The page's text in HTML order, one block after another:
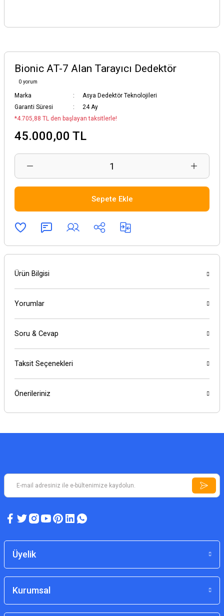
Bionic AT-7 Alan Tarayıcı Dedektör
0 yorum
Marka
Asya Dedektör Teknolojileri
Garanti Süresi
24 Ay
*4.705,88 TL den başlayan taksitlerle!
45.000,00 TL
Sepete Ekle
Ürün Bilgisi
Yorumlar
Soru & Cevap
Taksit Seçenekleri
Önerileriniz
Üyelik
Kurumsal